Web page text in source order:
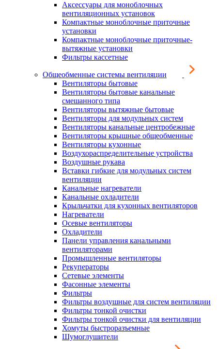
Аксессуары для моноблочных
вентиляционных установок
Компактные моноблочные приточные
установки
Компактные моноблочные приточные-
вытяжные установки
Фильтры кассетные
Общеобменные системы вентиляции
Вентиляторы бытовые
Вентиляторы бытовые канальные
смешанного типа
Вентиляторы вытяжные бытовые
Вентиляторы для модульных систем
Вентиляторы канальные центробежные
Вентиляторы крышные общеобменные
Вентиляторы кухонные
Воздухораспределительные устройства
Воздушные рукава
Вставки гибкие для модульных систем
вентиляции
Канальные нагреватели
Канальные охладители
Крыльчатки для кухонных вентиляторов
Нагреватели
Осевые вентиляторы
Охладители
Панели управления канальными
вентиляторами
Промышленные вентиляторы
Рекуператоры
Сетевые элементы
Фасонные элементы
Фильтры
Фильтры воздушные для систем вентиляции
Фильтры тонкой очистки
Фильтры тонкой очистки для вентиляции
Хомуты быстроразъемные
Шумоглушители